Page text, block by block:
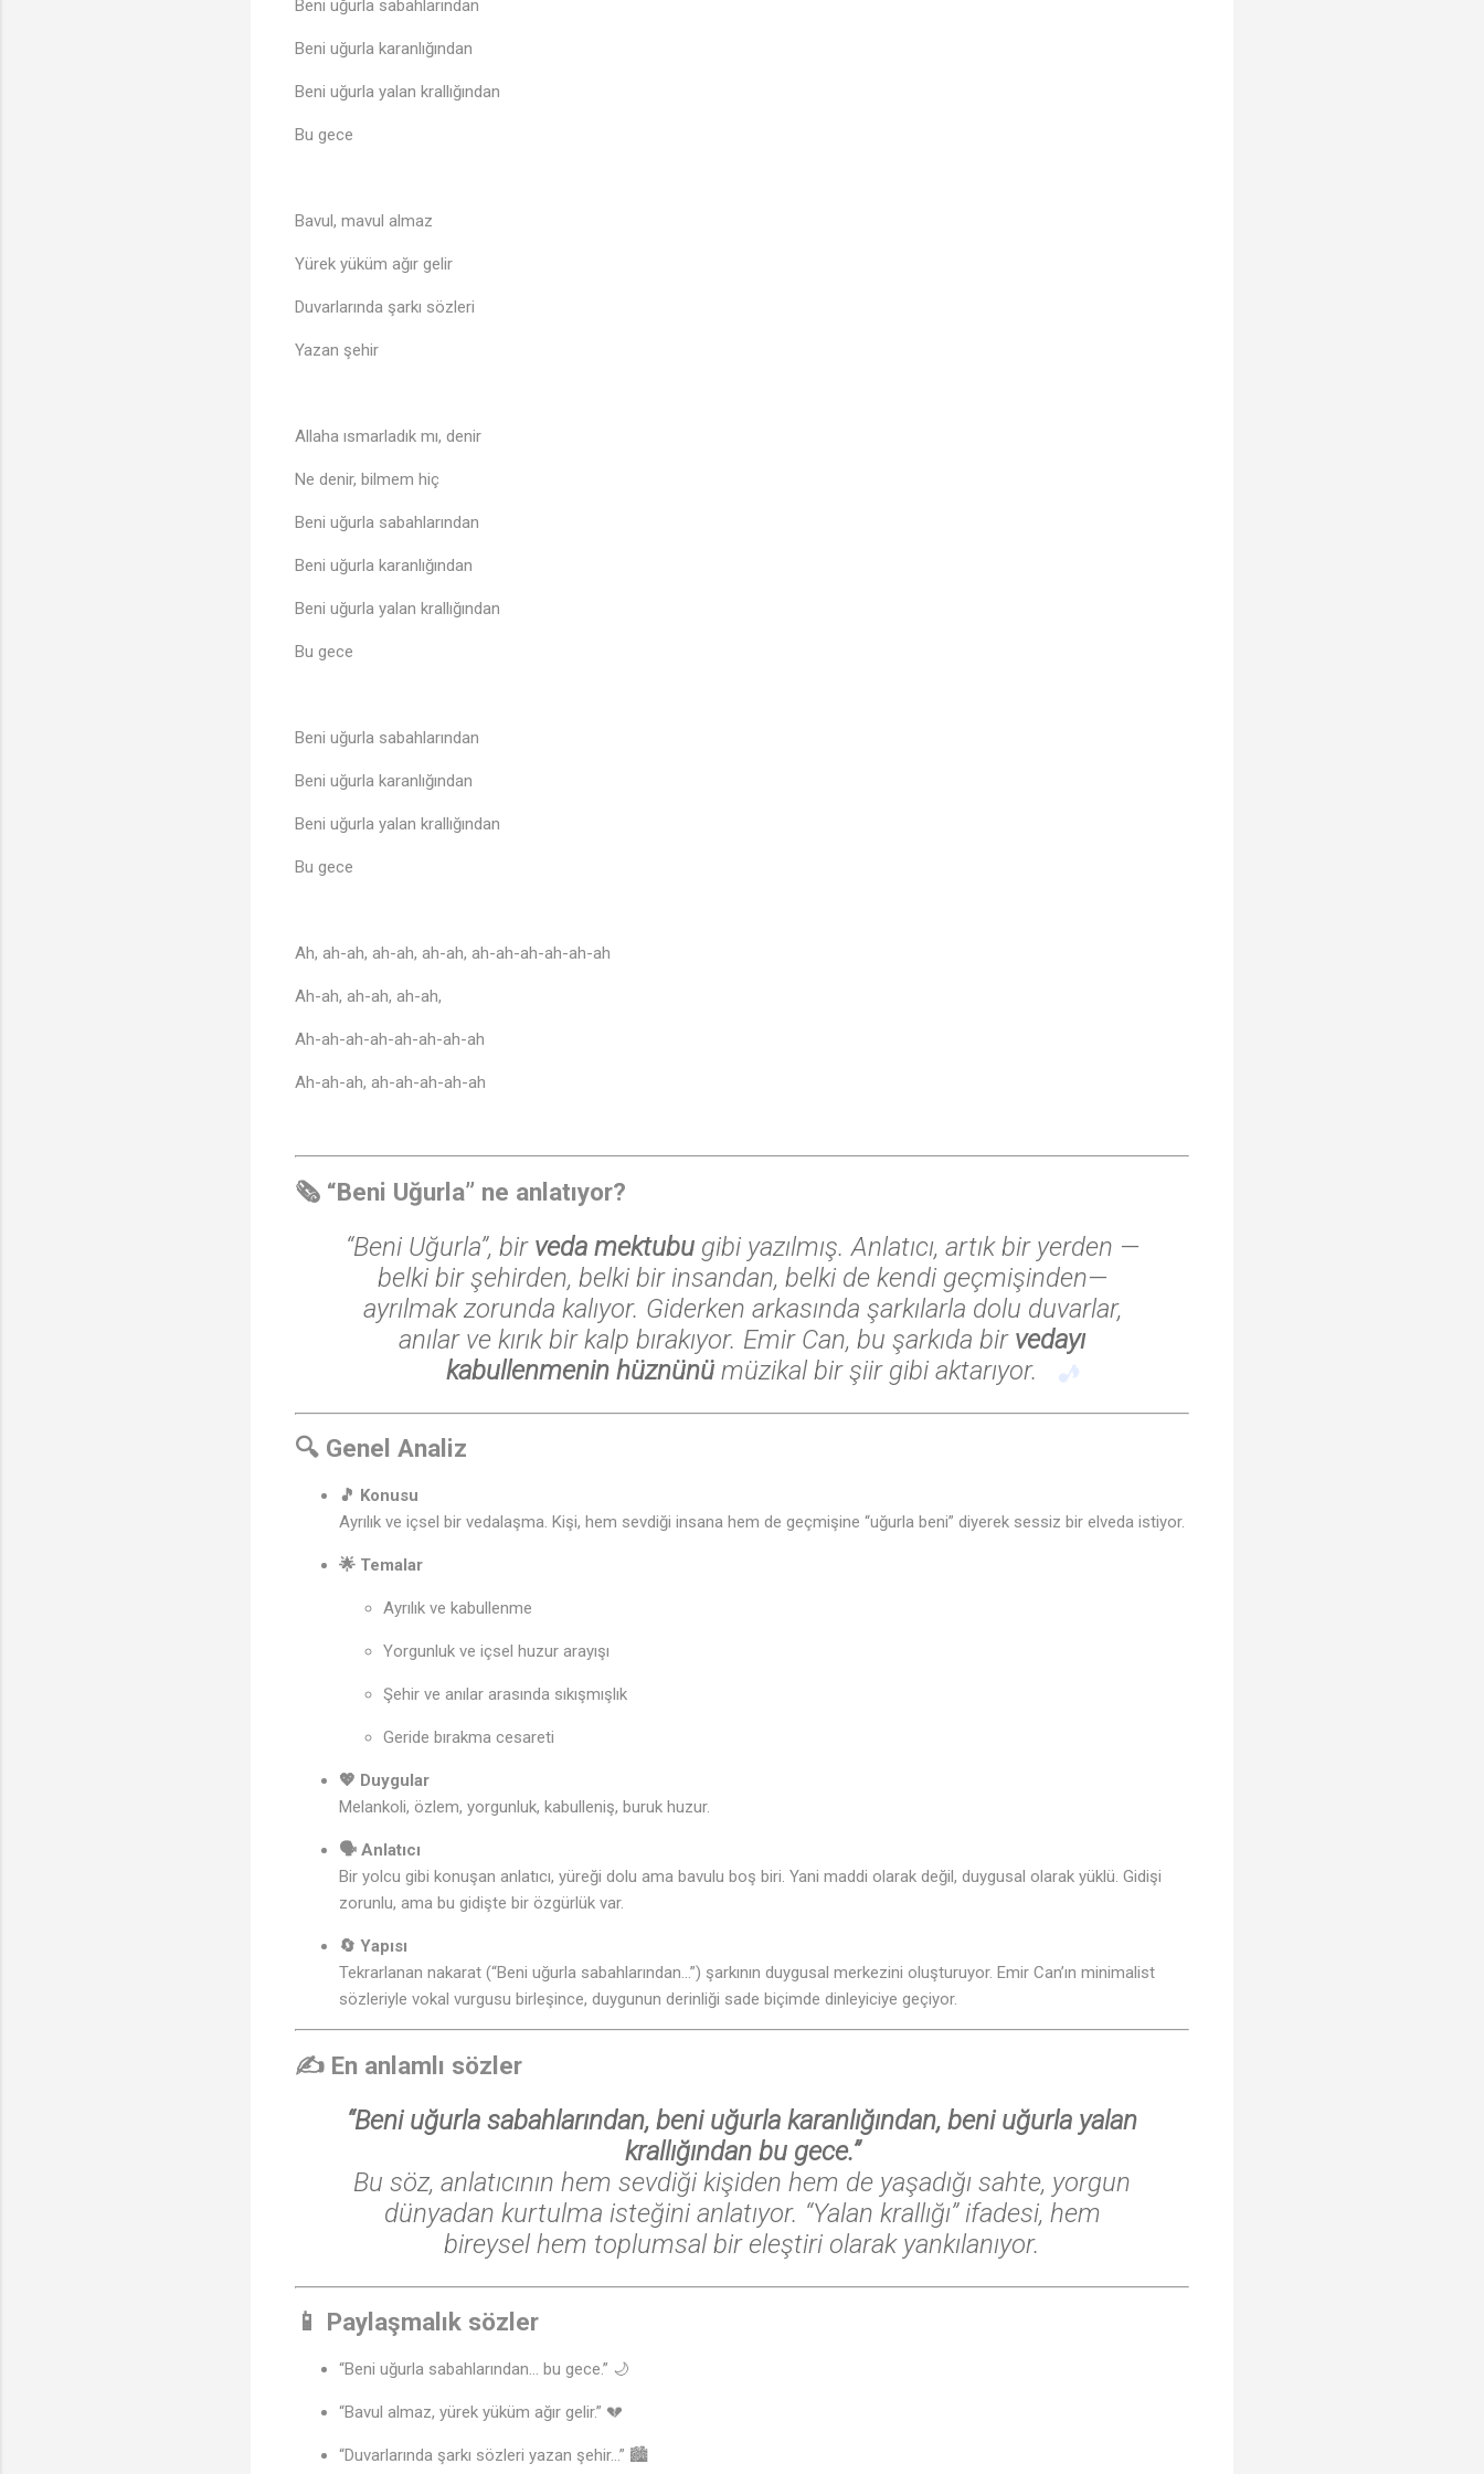
Beni uğurla sabahlarından
Beni uğurla karanlığından
Beni uğurla yalan krallığından
Bu gece
Bavul, mavul almaz
Yürek yüküm ağır gelir
Duvarlarında şarkı sözleri
Yazan şehir
Allaha ısmarladık mı, denir
Ne denir, bilmem hiç
Beni uğurla sabahlarından
Beni uğurla karanlığından
Beni uğurla yalan krallığından
Bu gece
Beni uğurla sabahlarından
Beni uğurla karanlığından
Beni uğurla yalan krallığından
Bu gece
Ah, ah-ah, ah-ah, ah-ah, ah-ah-ah-ah-ah-ah
Ah-ah, ah-ah, ah-ah,
Ah-ah-ah-ah-ah-ah-ah-ah
Ah-ah-ah, ah-ah-ah-ah-ah
🗞️ “Beni Uğurla” ne anlatıyor?
“Beni Uğurla”, bir veda mektubugibi yazılmış. Anlatıcı, artık bir yerden —
belki bir şehirden, belki bir insandan, belki de kendi geçmişinden—
ayrılmak zorunda kalıyor. Giderken arkasında şarkılarla dolu duvarlar,
anılar ve kırık bir kalp bırakıyor. Emir Can, bu şarkıda bir vedayı
kabullenmenin hüznünü müzikal bir şiir gibi aktarıyor.
🔍 Genel Analiz
🎵 Konusu
Ayrılık ve içsel bir vedalaşma. Kişi, hem sevdiği insana hem de geçmişine “uğurla beni” diyerek sessiz bir elveda istiyor.
🌟 Temalar
Ayrılık ve kabullenme
Yorgunluk ve içsel huzur arayışı
Şehir ve anılar arasında sıkışmışlık
Geride bırakma cesareti
💖 Duygular
Melankoli, özlem, yorgunluk, kabulleniş, buruk huzur.
🗣️ Anlatıcı
Bir yolcu gibi konuşan anlatıcı, yüreği dolu ama bavulu boş biri. Yani maddi olarak değil, duygusal olarak yüklü. Gidişi
zorunlu, ama bu gidişte bir özgürlük var.
🔄 Yapısı
Tekrarlanan nakarat (“Beni uğurla sabahlarından...”) şarkının duygusal merkezini oluşturuyor. Emir Can’ın minimalist
sözleriyle vokal vurgusu birleşince, duygunun derinliği sade biçimde dinleyiciye geçiyor.
✍️ En anlamlı sözler
“Beni uğurla sabahlarından, beni uğurla karanlığından, beni uğurla yalan
krallığından bu gece.”
Bu söz, anlatıcının hem sevdiği kişiden hem de yaşadığı sahte, yorgun
dünyadan kurtulma isteğini anlatıyor. “Yalan krallığı” ifadesi, hem
bireysel hem toplumsal bir eleştiri olarak yankılanıyor.
📱 Paylaşmalık sözler
“Beni uğurla sabahlarından… bu gece.” 🌙
“Bavul almaz, yürek yüküm ağır gelir.” 💔
“Duvarlarında şarkı sözleri yazan şehir…” 🏙️